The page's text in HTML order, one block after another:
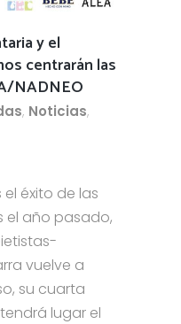
y el
centrarán las
NADNEO
, Noticias,
éxito de las
año pasado,
vuelve a
su cuarta
lugar el